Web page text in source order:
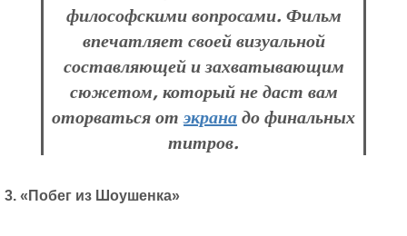
философскими вопросами. Фильм
впечатляет своей визуальной
составляющей и захватывающим
сюжетом, который не даст вам
оторваться отэкранадо финальных
титров.
3. «Побег из Шоушенка»